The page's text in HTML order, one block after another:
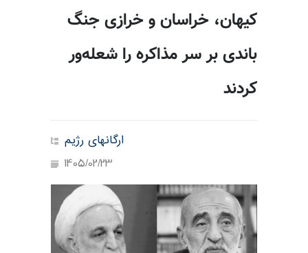
کیهان، خراسان و خرازی جنگ
باندی بر سر مذاکره را شعله‌ور
کردند
ارگانهای رژیم
1405/02/23